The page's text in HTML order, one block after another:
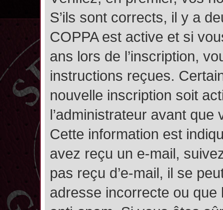
S’ils sont corrects, il y a
COPPA est active et si
ans lors de l’inscription,
instructions reçues.
nouvelle inscription soit
l’administrateur avant
Cette information est
avez reçu un e-mail,
pas reçu d’e-mail, il se
adresse incorrecte ou que